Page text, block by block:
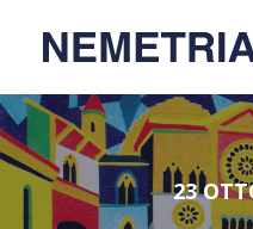
Home
Attività 23